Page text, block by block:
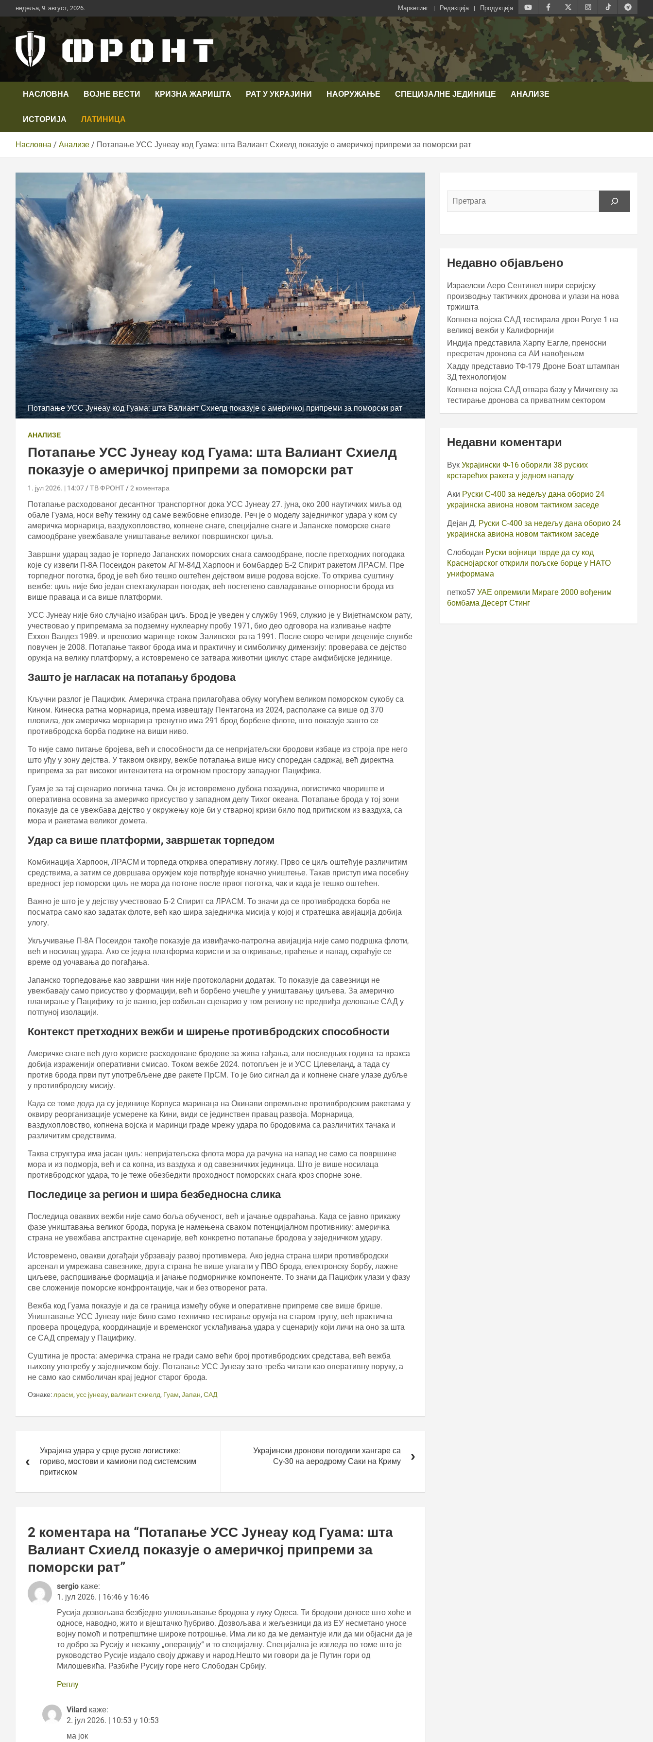
Скип
то
недеља, 9. август, 2026. Маркетинг Редакција Продукција
Телевизија ФРОНТ
НАСЛОВНА ВОЈНЕ ВЕСТИ КРИЗНА ЖАРИШТА РАТ У УКРАЈИНИ НАОРУЖАЊЕ СПЕЦИЈАЛНЕ ЈЕДИНИЦЕ АНАЛИЗЕ
ИСТОРИЈА ЛАТИНИЦА
Насловна Анализе Потапање УСС Јунеау код Гуама: шта Валиант Схиелд показује о америчкој припреми за поморски рат
Потапање УСС Јунеау код Гуама: шта Валиант Схиелд показује о америчкој припреми за поморски рат
АНАЛИЗЕ
Потапање УСС Јунеау код Гуама: шта Валиант Схиелд
показује о америчкој припреми за поморски рат
1. јул 2026. | 14:07 ТВ ФРОНТ 2 коментара
Потапање расходованог десантног транспортног дока УСС Јунеау 27. јуна, око 200 наутичких миља од
обале Гуама, носи већу тежину од саме вежбовне епизоде. Реч је о моделу заједничког удара у ком су
америчка морнарица, ваздухопловство, копнене снаге, специјалне снаге и Јапанске поморске снаге
самоодбране увежбавале уништавање великог површинског циља.
Завршни ударац задао је торпедо Јапанских поморских снага самоодбране, после претходних погодака
које су извели П-8А Посеидон ракетом АГМ-84Д Харпоон и бомбардер Б-2 Спирит ракетом ЛРАСМ. Пре
торпедног поготка, брод је већ био тешко оштећен дејством више родова војске. То открива суштину
вежбе: циљ није био један спектакуларан погодак, већ постепено савладавање отпорности брода из
више праваца и са више платформи.
УСС Јунеау није био случајно изабран циљ. Брод је уведен у службу 1969, служио је у Вијетнамском рату,
учествовао у припремама за подземну нуклеарну пробу 1971, био део одговора на изливање нафте
Еxxон Валдез 1989. и превозио маринце током Заливског рата 1991. После скоро четири деценије службе
повучен је 2008. Потапање таквог брода има и практичну и симболичку димензију: проверава се дејство
оружја на велику платформу, а истовремено се затвара животни циклус старе амфибијске јединице.
Зашто је нагласак на потапању бродова
Кључни разлог је Пацифик. Америчка страна прилагођава обуку могућем великом поморском сукобу са
Кином. Кинеска ратна морнарица, према извештају Пентагона из 2024, располаже са више од 370
пловила, док америчка морнарица тренутно има 291 брод борбене флоте, што показује зашто се
противбродска борба подиже на виши ниво.
То није само питање бројева, већ и способности да се непријатељски бродови избаце из строја пре него
што уђу у зону дејства. У таквом оквиру, вежбе потапања више нису споредан садржај, већ директна
припрема за рат високог интензитета на огромном простору западног Пацифика.
Гуам је за тај сценарио логична тачка. Он је истовремено дубока позадина, логистичко чвориште и
оперативна осовина за америчко присуство у западном делу Тихог океана. Потапање брода у тој зони
показује да се увежбава дејство у окружењу које би у стварној кризи било под притиском из ваздуха, са
мора и ракетама великог домета.
Удар са више платформи, завршетак торпедом
Комбинација Харпоон, ЛРАСМ и торпеда открива оперативну логику. Прво се циљ оштећује различитим
средствима, а затим се довршава оружјем које потврђује коначно уништење. Такав приступ има посебну
вредност јер поморски циљ не мора да потоне после првог поготка, чак и када је тешко оштећен.
Важно је што је у дејству учествовао Б-2 Спирит са ЛРАСМ. То значи да се противбродска борба не
посматра само као задатак флоте, већ као шира заједничка мисија у којој и стратешка авијација добија
улогу.
Укључивање П-8А Посеидон такође показује да извиђачко-патролна авијација није само подршка флоти,
већ и носилац удара. Ако се једна платформа користи и за откривање, праћење и напад, скраћује се
време од уочавања до погађања.
Јапанско торпедовање као завршни чин није протоколарни додатак. То показује да савезници не
увежбавају само присуство у формацији, већ и борбено учешће у уништавању циљева. За америчко
планирање у Пацифику то је важно, јер озбиљан сценарио у том региону не предвиђа деловање САД у
потпуној изолацији.
Контекст претходних вежби и ширење противбродских способности
Америчке снаге већ дуго користе расходоване бродове за жива гађања, али последњих година та пракса
добија израженији оперативни смисао. Током вежбе 2024. потопљен је и УСС Цлевеланд, а тада су
против брода први пут употребљене две ракете ПрСМ. То је био сигнал да и копнене снаге улазе дубље
у противбродску мисију.
Када се томе дода да су јединице Корпуса маринаца на Окинави опремљене противбродским ракетама у
оквиру реорганизације усмерене ка Кини, види се јединствен правац развоја. Морнарица,
ваздухопловство, копнена војска и маринци граде мрежу удара по бродовима са различитих тачака и
различитим средствима.
Таква структура има јасан циљ: непријатељска флота мора да рачуна на напад не само са површине
мора и из подморја, већ и са копна, из ваздуха и од савезничких јединица. Што је више носилаца
противбродског удара, то је теже обезбедити проходност поморских снага кроз спорне зоне.
Последице за регион и шира безбедносна слика
Последица оваквих вежби није само боља обученост, већ и јачање одвраћања. Када се јавно прикажу
фазе уништавања великог брода, порука је намењена сваком потенцијалном противнику: америчка
страна не увежбава апстрактне сценарије, већ конкретно потапање бродова у заједничком удару.
Истовремено, овакви догађаји убрзавају развој противмера. Ако једна страна шири противбродски
арсенал и умрежава савезнике, друга страна ће више улагати у ПВО брода, електронску борбу, лажне
циљеве, распршивање формација и јачање подморничке компоненте. То значи да Пацифик улази у фазу
све сложеније поморске конфронтације, чак и без отвореног рата.
Вежба код Гуама показује и да се граница између обуке и оперативне припреме све више брише.
Уништавање УСС Јунеау није било само техничко тестирање оружја на старом трупу, већ практична
провера процедура, координације и временског усклађивања удара у сценарију који личи на оно за шта
се САД спремају у Пацифику.
Суштина је проста: америчка страна не гради само већи број противбродских средстава, већ вежба
њихову употребу у заједничком боју. Потапање УСС Јунеау зато треба читати као оперативну поруку, а
не само као симболичан крај једног старог брода.
Ознаке: лрасм, усс јунеау, валиант схиелд, Гуам, Јапан, САД
чланкаУкрајина удара у срце руске логистике:
гориво, мостови и камиони под системским
притиском
Украјински дронови погодили хангаре са
Су-30 на аеродрому Саки на Криму
2 коментара на “Потапање УСС Јунеау код Гуама: шта
Валиант Схиелд показује о америчкој припреми за
поморски рат”
sergio каже:
1. јул 2026. | 16:46 у 16:46
Русија дозвољава безбједно упловљавање бродова у луку Одеса. Ти бродови доносе што хоће и
односе, наводно, жито и вјештачко ђубриво. Дозвољава и жељезници да из ЕУ несметано уносе
војну помоћ и потрепштине широке потрошње. Има ли ко да ме демантује или да ми објасни да је
то добро за Русију и некакву „операцију“ и то специјалну. Специјална је изгледа по томе што је
руководство Русије издало своју државу и народ.Нешто ми говори да је Путин гори од
Милошевића. Разбиће Русију горе него Слободан Србију.
Реплy
Vilard каже:
2. јул 2026. | 10:53 у 10:53
ма јок
Недавно објављено
Израелски Аеро Сентинел шири серијску
производњу тактичких дронова и улази на нова
тржишта
Копнена војска САД тестирала дрон Рогуе 1 на
великој вежби у Калифорнији
Индија представила Харпy Еагле, преносни
пресретач дронова са АИ навођењем
Хаддy представио ТФ-179 Дроне Боат штампан
3Д технологијом
Копнена војска САД отвара базу у Мичигену за
тестирање дронова са приватним сектором
Недавни коментари
Вук Украјински Ф-16 оборили 38 руских
крстарећих ракета у једном нападу
Аки Руски С-400 за недељу дана оборио 24
украјинска авиона новом тактиком заседе
Дејан Д. Руски С-400 за недељу дана оборио 24
украјинска авиона новом тактиком заседе
Слободан Руски војници тврде да су код
Краснојарског открили пољске борце у НАТО
униформама
петко57 УАЕ опремили Мираге 2000 вођеним
бомбама Десерт Стинг